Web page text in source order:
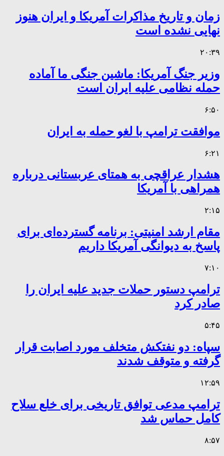
زمان و تاریخ مذاکرات آمریکا و ایران هنوز
نهایی نشده است
۲۰:۳۹
وزیر جنگ آمریکا: ماشین جنگی ما آماده
حمله نظامی علیه ایران است
۶:۵۰
موافقت ترامپ با لغو حمله به ایران
۶:۲۱
هشدار عراقچی به همتای عربستانی درباره
همراهی با آمریکا
۲:۱۵
مقام ارشد امنیتی: برنامه گسترده‌ای برای
پاسخ به دیوانگی آمریکا داریم
۷:۱۰
ترامپ دستور حملات جدید علیه ایران را
صادر کرد
۵:۴۵
سپاه: دو نفتکش متخلف مورد اصابت قرار
گرفته و متوقف شدند
۱۲:۵۹
ترامپ مدعی توافق تاریخی برای خلع سلاح
کامل حماس شد
۸:۵۷